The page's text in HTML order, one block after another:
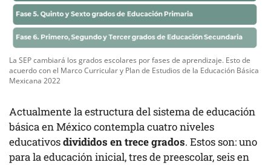
La SEP cambiará los grados escolares por fases de aprendizaje. Esto de
acuerdo con el Marco Curricular y Plan de Estudios de la Educación Básica
Mexicana 2022
Actualmente la estructura del sistema de educación
básica en México contempla cuatro niveles
educativosdivididos en trece grados. Estos son: uno
para la educación inicial, tres de preescolar, seis en